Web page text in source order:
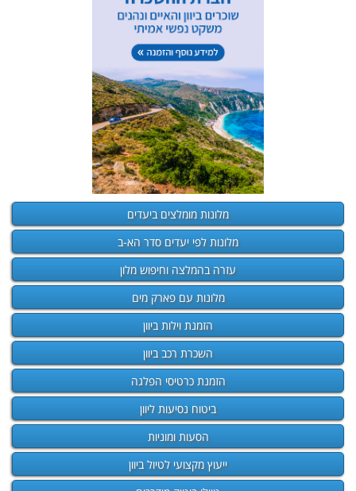
מלונות מומלצים ביעדים
מלונות לפי יעדים סדר הא-ב
עזרה בהמלצה וחיפוש מלון
מלונות עם פארק מים
הזמנת וילות ביוון
השכרת רכב ביוון
הזמנת כרטיסי הפלגה
ביטוח נסיעות ליוון
הסעות ומוניות
ייעוץ מקצועי לטיול ביוון